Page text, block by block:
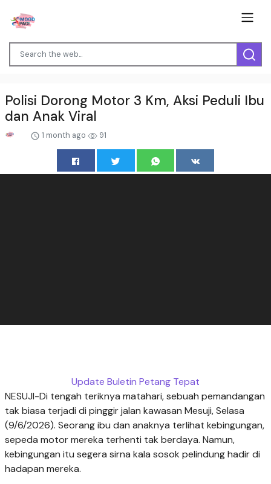
Polisi Dorong Motor 3 Km, Aksi Peduli Ibu
dan Anak Viral
1 month ago 91
Update Buletin Petang Tepat
NESUJI-Di tengah teriknya matahari, sebuah pemandangan
tak biasa terjadi di pinggir jalan kawasan Mesuji, Selasa
(9/6/2026). Seorang ibu dan anaknya terlihat kebingungan,
sepeda motor mereka terhenti tak berdaya. Namun,
kebingungan itu segera sirna kala sosok pelindung hadir di
hadapan mereka.